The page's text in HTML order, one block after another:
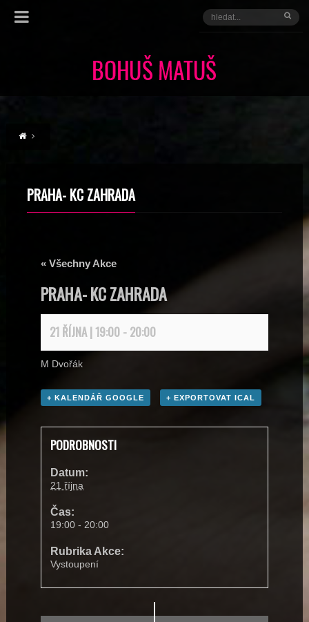
PRAHA- KC ZAHRADA
« Všechny Akce
PRAHA- KC ZAHRADA
21 ŘÍJNA | 19:00- 20:00
M Dvořák
+ KALENDÁŘ GOOGLE + EXPORTOVAT ICAL
PODROBNOSTI
Datum:
21 října
Čas:
19:00 - 20:00
Rubrika Akce:
Vystoupení